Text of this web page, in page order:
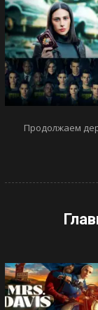
Продолжаем